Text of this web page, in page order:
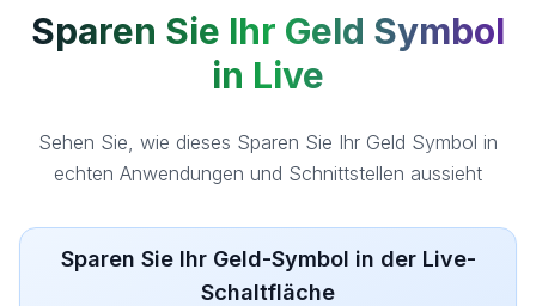
Sparen Sie Ihr Geld Symbol
in Live
Sehen Sie, wie dieses Sparen Sie Ihr Geld Symbol in
echten Anwendungen und Schnittstellen aussieht
Sparen Sie Ihr Geld-Symbol in der Live-
Schaltfläche